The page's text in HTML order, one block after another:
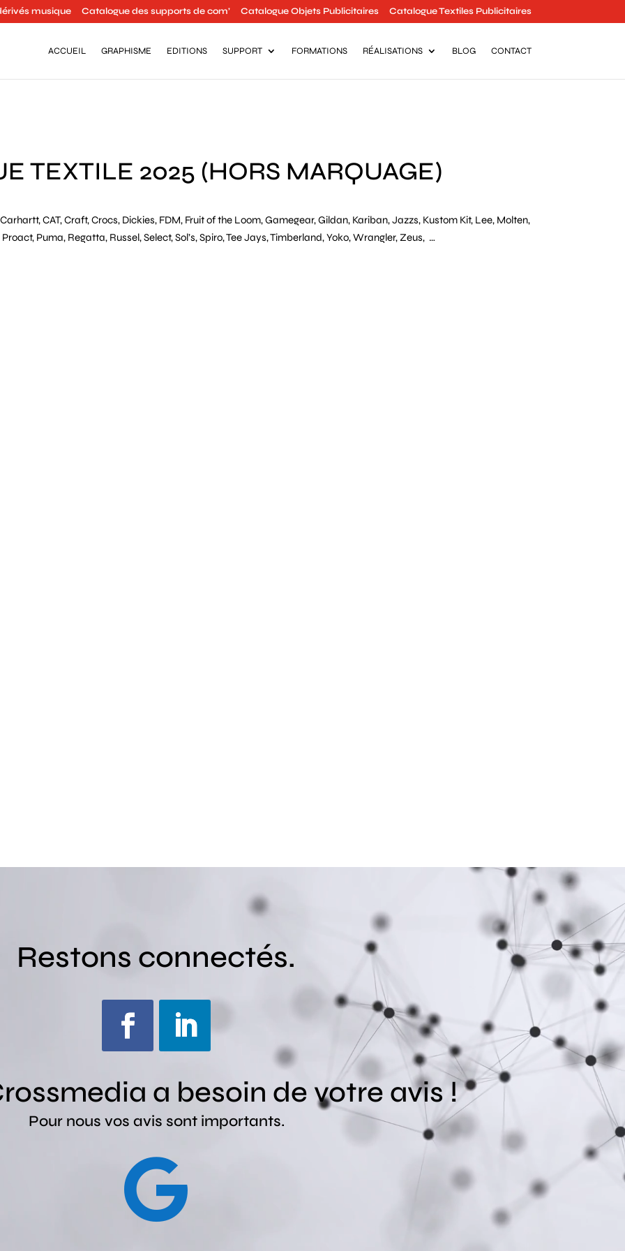
musique Catalogue des supports de com’ Catalogue Objets Publicitaires Catalogue Textiles Publicitaires
ACCUEIL GRAPHISME EDITIONS SUPPORT FORMATIONS RÉALISATIONS BLOG CONTACT
TEXTILE 2025 (HORS MARQUAGE)
CAT, Craft, Crocs, Dickies, FDM, Fruit of the Loom, Gamegear, Gildan, Kariban, Jazzs, Kustom Kit, Lee, Molten,
Puma, Regatta, Russel, Select, Sol’s, Spiro, Tee Jays, Timberland, Yoko, Wrangler, Zeus, …
Restons connectés.
a besoin de votre avis !
Pour nous vos avis sont importants.
